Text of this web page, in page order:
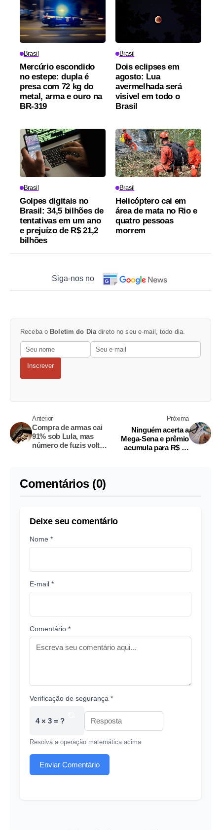
Brasil
Mercúrio escondido
no estepe: dupla é
presa com 72 kg do
metal, arma e ouro na
BR-319
Brasil
Dois eclipses em
agosto: Lua
avermelhada será
visível em todo o
Brasil
Brasil
Golpes digitais no
Brasil: 34,5 bilhões de
tentativas em um ano
e prejuízo de R$ 21,2
bilhões
Brasil
Helicóptero cai em
área de mata no Rio e
quatro pessoas
morrem
Siga-nos no
Receba o Boletim do Dia direto no seu e-mail, todo dia.
Inscrever
Anterior
Compra de armas cai
91% sob Lula, mas
número de fuzis volta a
Próxima
Ninguém acerta a
Mega-Sena e prêmio
acumula para R$ 28
Comentários (0)
Deixe seu comentário
Nome *
E-mail *
Comentário *
Verificação de segurança *
4 × 3 = ?
Resolva a operação matemática acima
Enviar Comentário